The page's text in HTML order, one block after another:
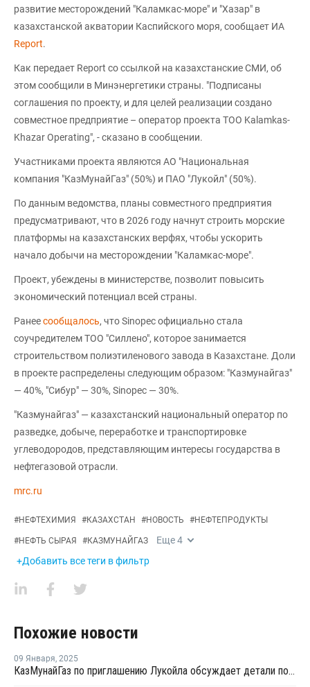
развитие месторождений "Каламкас-море" и "Хазар" в
казахстанской акватории Каспийского моря, сообщает ИА
Report.
Как передает Report со ссылкой на казахстанские СМИ, об
этом сообщили в Минэнергетики страны. "Подписаны
соглашения по проекту, и для целей реализации создано
совместное предприятие – оператор проекта ТОО Kalamkas-
Khazar Operating", - сказано в сообщении.
Участниками проекта являются АО "Национальная
компания "КазМунайГаз" (50%) и ПАО "Лукойл" (50%).
По данным ведомства, планы совместного предприятия
предусматривают, что в 2026 году начнут строить морские
платформы на казахстанских верфях, чтобы ускорить
начало добычи на месторождении "Каламкас-море".
Проект, убеждены в министерстве, позволит повысить
экономический потенциал всей страны.
Ранеесообщалось, что Sinopec официально стала
соучредителем ТОО "Силлено", которое занимается
строительством полиэтиленового завода в Казахстане. Доли
в проекте распределены следующим образом: "Казмунайгаз"
— 40%, "Сибур" — 30%, Sinopec — 30%.
"Казмунайгаз" — казахстанский национальный оператор по
разведке, добыче, переработке и транспортировке
углеводородов, представляющим интересы государства в
нефтегазовой отрасли.
mrc.ru
#НЕФТЕХИМИЯ #КАЗАХСТАН #НОВОСТЬ #НЕФТЕПРОДУКТЫ
#НЕФТЬ СЫРАЯ #КАЗМУНАЙГАЗ Еще4
+Добавить все теги в фильтр
Похожие новости
09 Января, 2025
КазМунайГаз по приглашению Лукойла обсуждает детали покупки НПЗ в Болгарии